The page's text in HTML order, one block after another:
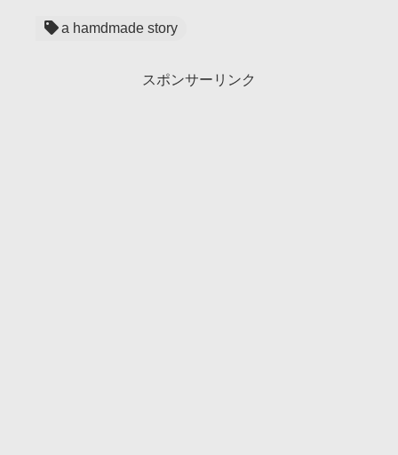
a hamdmade story
スポンサーリンク